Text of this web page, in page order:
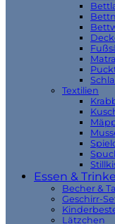
Textilien
Essen &
Becher &
Geschirr-
Lätzchen